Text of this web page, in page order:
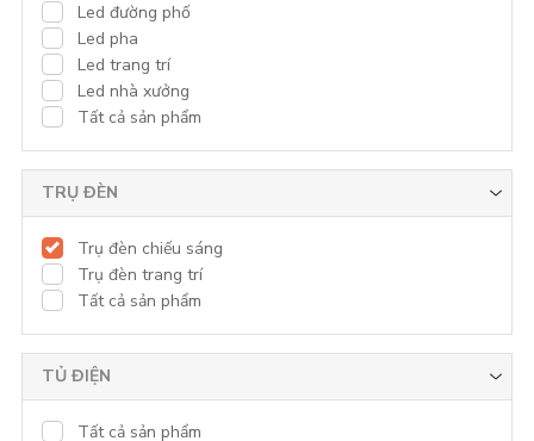
Led đường phố
Led pha
Led trang trí
Led nhà xưởng
Tất cả sản phẩm
TRỤ ĐÈN
Trụ đèn chiếu sáng
Trụ đèn trang trí
Tất cả sản phẩm
TỦ ĐIỆN
Tất cả sản phẩm